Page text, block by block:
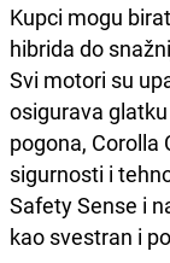
Kupci mogu
hibrida do
Svi motori su
osigurava
pogona, Corolla
sigurnosti i
Safety Sense i
kao svestran i